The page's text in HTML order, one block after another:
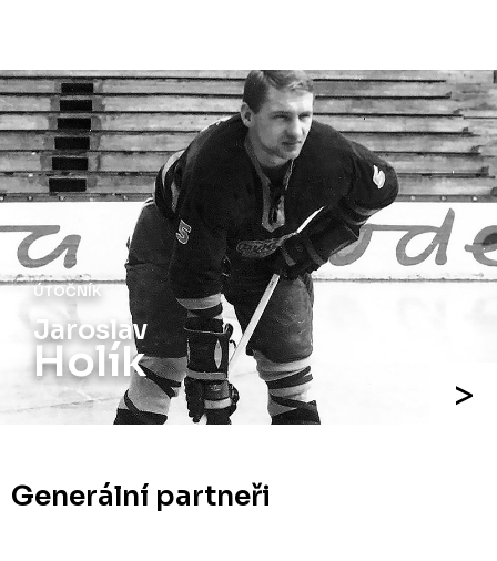
ÚTOČNÍK
Jaroslav
Holík
Generální partneři